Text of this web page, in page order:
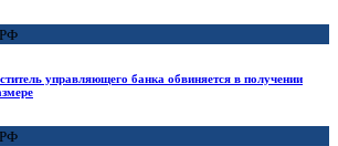
РФ
управляющего банка обвиняется в получении
РФ